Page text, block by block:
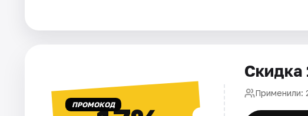
Артисты
ПРОМОКОД
Скидка
Применили: